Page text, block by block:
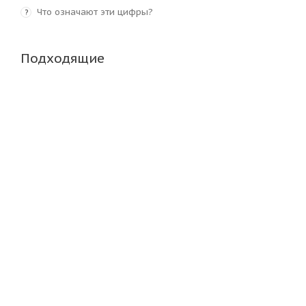
? Что означают эти цифры?
Подходящие